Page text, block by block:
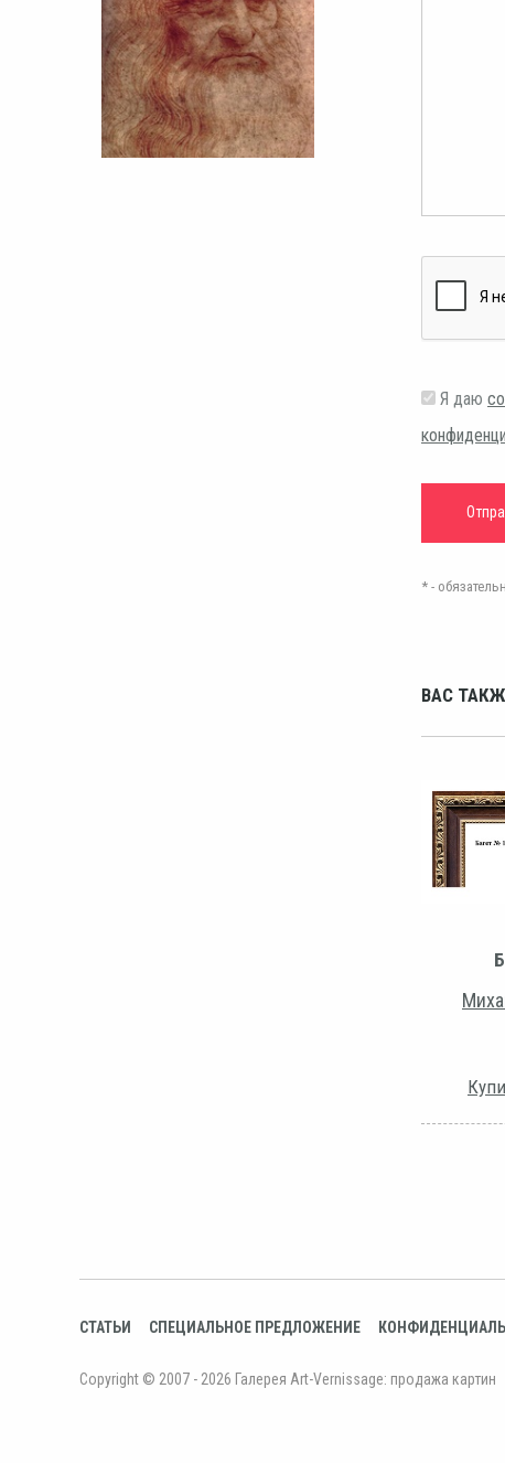
Я даю
* -
ВАС
СТАТЬИ СПЕЦИАЛЬНОЕ ПРЕДЛОЖЕНИЕ
Copyright © 2007 - 2026 Галерея Art-Vernissage: продажа картин